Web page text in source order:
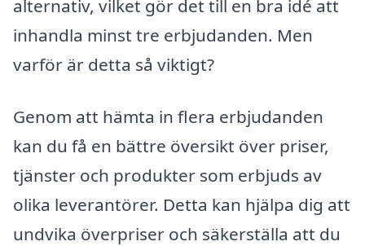
alternativ, vilket gör det till en bra idé att
inhandla minst tre erbjudanden. Men
varför är detta så viktigt?
Genom att hämta in flera erbjudanden
kan du få en bättre översikt över priser,
tjänster och produkter som erbjuds av
olika leverantörer. Detta kan hjälpa dig att
undvika överpriser och säkerställa att du